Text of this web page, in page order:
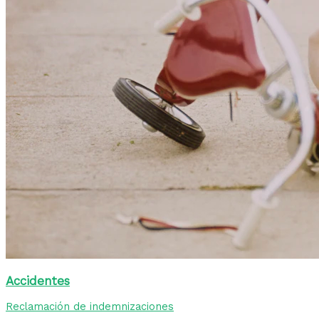
Accidentes
Reclamación de indemnizaciones